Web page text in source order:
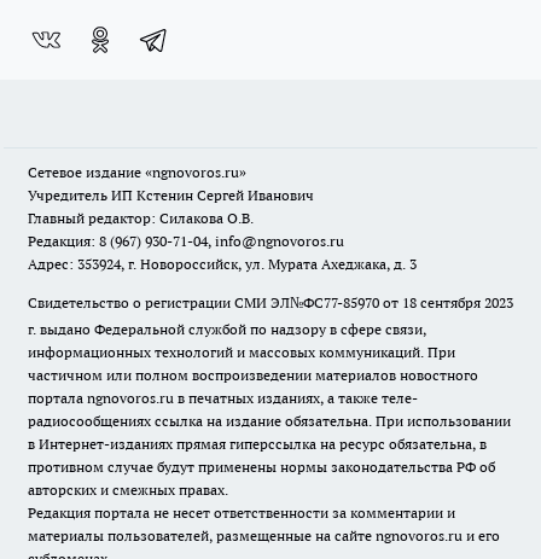
Сетевое издание «ngnovoros.ru»
Учредитель ИП Кстенин Сергей Иванович
Главный редактор: Силакова О.В.
Редакция: 8 (967) 930-71-04, info@ngnovoros.ru
Адрес: 353924, г. Новороссийск, ул. Мурата Ахеджака, д. 3
Свидетельство о регистрации СМИ ЭЛ№ФС77-85970 от 18 сентября 2023
г. выдано Федеральной службой по надзору в сфере связи,
информационных технологий и массовых коммуникаций. При
частичном или полном воспроизведении материалов новостного
портала ngnovoros.ru в печатных изданиях, а также теле-
радиосообщениях ссылка на издание обязательна. При использовании
в Интернет-изданиях прямая гиперссылка на ресурс обязательна, в
противном случае будут применены нормы законодательства РФ об
авторских и смежных правах.
Редакция портала не несет ответственности за комментарии и
материалы пользователей, размещенные на сайте ngnovoros.ru и его